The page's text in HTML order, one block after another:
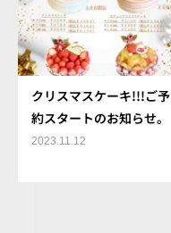
クリスマスケーキ!!!ご予
約スタートのお知らせ。
2023.11.12